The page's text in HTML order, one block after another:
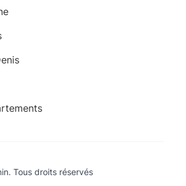
Tous droits réservés